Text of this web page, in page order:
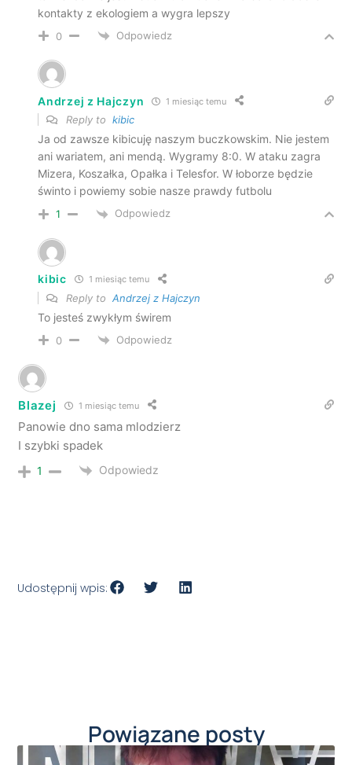
kontakty z ekologiem a wygra lepszy
0 Odpowiedz
Andrzej z Hajczyn 1 miesiąc temu
Reply tokibic
Ja od zawsze kibicuję naszym buczkowskim. Nie jestem
ani wariatem, ani mendą. Wygramy 8:0. W ataku zagra
Mizera, Koszałka, Opałka i Telesfor. W łoborze będzie
świnto i powiemy sobie nasze prawdy futbolu
1 Odpowiedz
kibic 1 miesiąc temu
Reply toAndrzej z Hajczyn
To jesteś zwykłym świrem
0 Odpowiedz
Blazej 1 miesiąc temu
Panowie dno sama mlodzierz
I szybki spadek
1 Odpowiedz
Udostępnij wpis:
Powiązane posty